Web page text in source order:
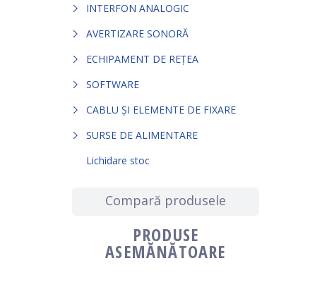
INTERFON ANALOGIC
AVERTIZARE SONORĂ
ECHIPAMENT DE REȚEA
SOFTWARE
CABLU ȘI ELEMENTE DE FIXARE
SURSE DE ALIMENTARE
Lichidare stoc
Compară produsele
PRODUSE
ASEMĂNĂTOARE